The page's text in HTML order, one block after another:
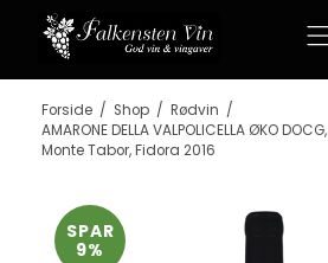
Forside / Shop / Rødvin /
AMARONE DELLA VALPOLICELLA ØKO DOCG,
Monte Tabor, Fidora 2016
SPAR
9%